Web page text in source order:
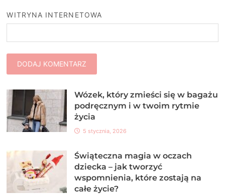
WITRYNA INTERNETOWA
Wózek, który zmieści się w bagażu
podręcznym i w twoim rytmie
życia
5 stycznia, 2026
Świąteczna magia w oczach
dziecka – jak tworzyć
wspomnienia, które zostają na
całe życie?